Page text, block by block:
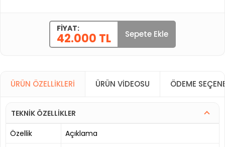
FIYAT:
42.000 TL Sepete Ekle
ÜRÜN ÖZELLIKLERI ÜRÜN VIDEOSU ÖDEME
TEKNİK ÖZELLİKLER
Özellik
Açıklama